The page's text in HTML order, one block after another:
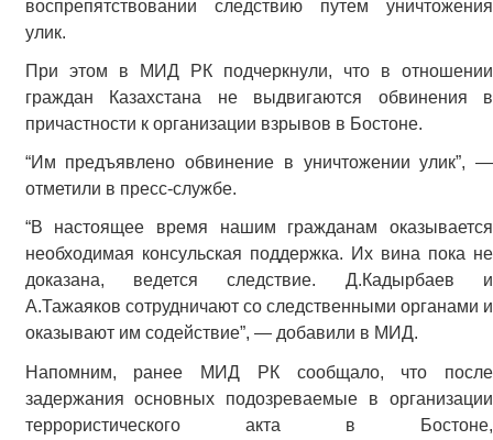
воспрепятствовании следствию путем уничтожения
улик.
При этом в МИД РК подчеркнули, что в отношении
граждан Казахстана не выдвигаются обвинения в
причастности к организации взрывов в Бостоне.
“Им предъявлено обвинение в уничтожении улик”, —
отметили в пресс-службе.
“В настоящее время нашим гражданам оказывается
необходимая консульская поддержка. Их вина пока не
доказана, ведется следствие. Д.Кадырбаев и
А.Тажаяков сотрудничают со следственными органами и
оказывают им содействие”, — добавили в МИД.
Напомним, ранее МИД РК сообщало, что после
задержания основных подозреваемые в организации
террористического акта в Бостоне,